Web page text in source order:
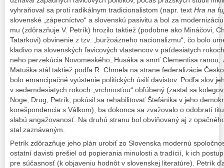
vyhraňoval sa proti radikálnym tradicionalistom (napr. text Hra na
slovenské „zápecníctvo“ a slovenskú pasivitu a bol za
mu (zdôrazňuje V. Petrík) hrozilo taktiež (podobne ako Mináčovi,
Tatarkovi) obvinenie z tzv. „buržoázneho nacionalizmu“, čo bolo
kladivo na slovenských ľavicových vlastencov v päťdesiatych
neho perzekúcia Novomeského, Husáka a smrť Clementisa
Matuška stál taktiež podľa R. Chmela na strane federalizácie
bolo emancipačné vyústenie politických úsilí davistov. Podľa slov
v sedemdesiatych rokoch „vrchnosťou“ obľúbený (zastal sa
Noge, Drug, Petrík; pokúsil sa rehabilitovať Štefánika v jeho
korešpondencia s Válkom), ba dokonca sa zvažovalo o odobratí
slabú angažovanosť. Na druhú stranu bol obviňovaný aj z
stal zaznávaným.
Petrík zdôrazňuje jeho plán urobiť zo Slovenska modernú
ostatní davisti prešiel od popierania minulosti a tradícií, k ich
pre súčasnosť (k objaveniu hodnôt v slovenskej literatúre). Petrík